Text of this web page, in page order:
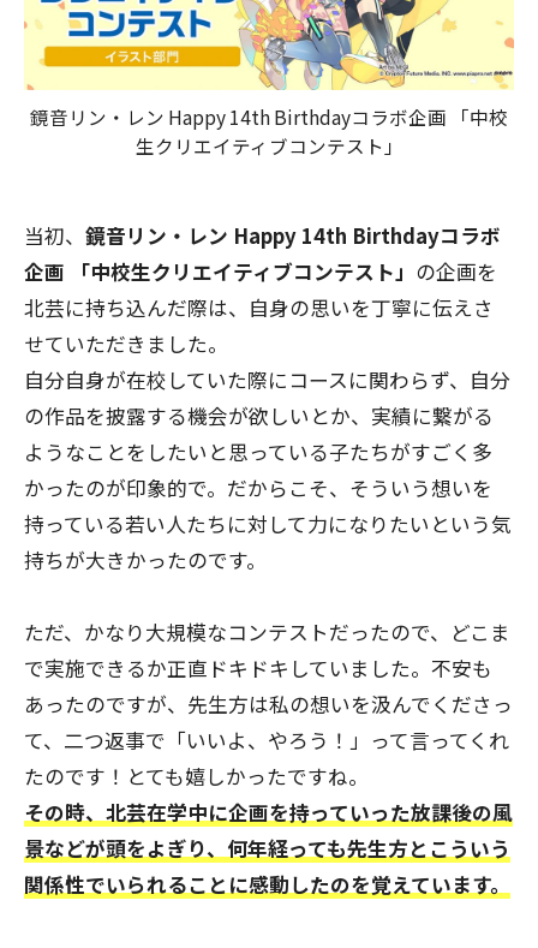
鏡音リン・レン Happy 14th Birthdayコラボ企画 「中校
生クリエイティブコンテスト」
当初、鏡音リン・レン Happy 14th Birthdayコラボ
企画 「中校生クリエイティブコンテスト」 の企画を
北芸に持ち込んだ際は、自身の思いを丁寧に伝えさ
せていただきました。
自分自身が在校していた際にコースに関わらず、自分
の作品を披露する機会が欲しいとか、実績に繋がる
ようなことをしたいと思っている子たちがすごく多
かったのが印象的で。だからこそ、そういう想いを
持っている若い人たちに対して力になりたいという気
持ちが大きかったのです。
ただ、かなり大規模なコンテストだったので、どこま
で実施できるか正直ドキドキしていました。不安も
あったのですが、先生方は私の想いを汲んでくださっ
て、二つ返事で「いいよ、やろう！」って言ってくれ
たのです！とても嬉しかったですね。
その時、北芸在学中に企画を持っていった放課後の風
景などが頭をよぎり、何年経っても先生方とこういう
関係性でいられることに感動したのを覚えています。